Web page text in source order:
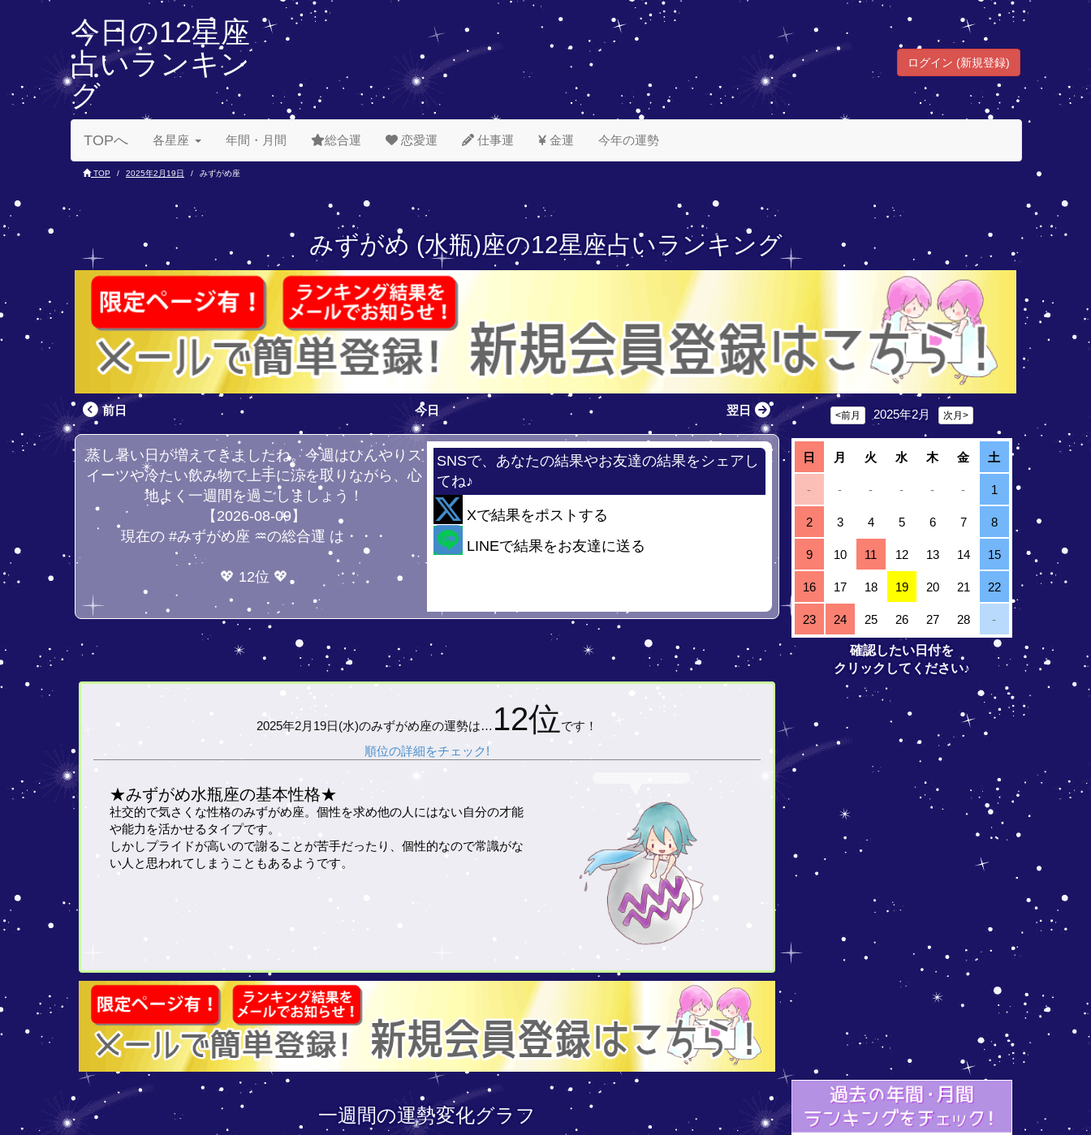
今日の12星座
占いランキン
グ
ログイン (新規登録)
TOPへ 各星座 年間・月間 総合運 恋愛運 仕事運 金運 今年の運勢
TOP 2025年2月19日 みずがめ座
みずがめ (水瓶)座の12星座占いランキング
前日 今日 翌日
蒸し暑い日が増えてきましたね。今週はひんやりス
イーツや冷たい飲み物で上手に涼を取りながら、心
地よく一週間を過ごしましょう！
【2026-08-09】
現在の #みずがめ座 ♒の総合運 は・・・
💖 12位 💖
SNSで、あなたの結果やお友達の結果をシェアし
てね♪
Xで結果をポストする
LINEで結果をお友達に送る
2025年2月19日(水)のみずがめ座の運勢は… 12位 です！
順位の詳細をチェック!
★みずがめ水瓶座の基本性格★
社交的で気さくな性格のみずがめ座。個性を求め他の人にはない自分の才能
や能力を活かせるタイプです。
しかしプライドが高いので謝ることが苦手だったり、個性的なので常識がな
い人と思われてしまうこともあるようです。
<前月 2025年2月 次月>
日 月 火 水 木 金 土
- - - - - - 1
2 3 4 5 6 7 8
9 10 11 12 13 14 15
16 17 18 19 20 21 22
23 24 25 26 27 28 -
確認したい日付を
クリックしてください♪
一週間の運勢変化グラフ